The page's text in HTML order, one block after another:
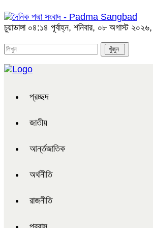
চুয়াডাঙ্গা ০৪:১৪ পূর্বাহ্ন, শনিবার, ০৮ অগাস্ট ২০২৬,
প্রচ্ছদ
জাতীয়
আর্ন্তজাতিক
অর্থনীতি
রাজনীতি